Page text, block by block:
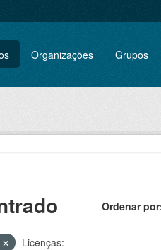
Organizações Grupos
Ordenar por
Licenças: